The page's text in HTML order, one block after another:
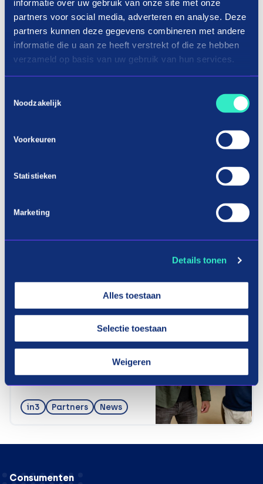
informatie over uw gebruik van onze site met onze
partners voor social media, adverteren en analyse. Deze
partners kunnen deze gegevens combineren met andere
informatie die u aan ze heeft verstrekt of die ze hebben
verzameld op basis van uw gebruik van hun services.
Noodzakelijk
Voorkeuren
Statistieken
Marketing
Details tonen
Alles toestaan
Selectie toestaan
Weigeren
een succes blijkt, sluiten we snel meer webshops
aan.”
Other news
All news
25/09/2025
klanten kiezen voor grote
OfficeNext breidt uit met
in3 Partners News
Consumenten